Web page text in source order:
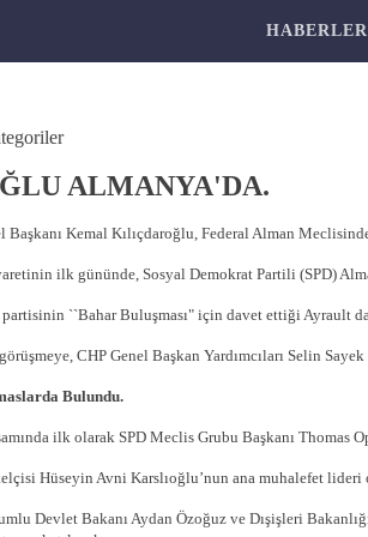
HABERLER
ALMANYA'DA.
Kemal Kılıçdaroğlu, Federal Alman
ilk gününde, Sosyal Demokrat Partili (SPD)
``Bahar Buluşması" için davet ettiği Ayrault
CHP Genel Başkan Yardımcıları Selin
Bulundu.
ilk olarak SPD Meclis Grubu Başkanı Thomas
Hüseyin Avni Karslıoğlu’nun ana muhalefet lideri
Devlet Bakanı Aydan Özoğuz ve Dışişleri